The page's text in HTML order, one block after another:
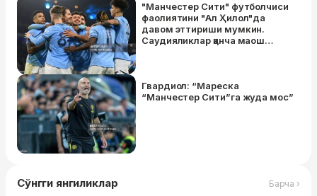
"Манчестер Сити" футболчиси
фаолиятини "Ал Ҳилол"да
давом эттириши мумкин.
Саудияликлар қанча маош
Гвардиол: “Мареска
“Манчестер Сити”га жуда мос”
Сўнгги янгиликлар Барча ›